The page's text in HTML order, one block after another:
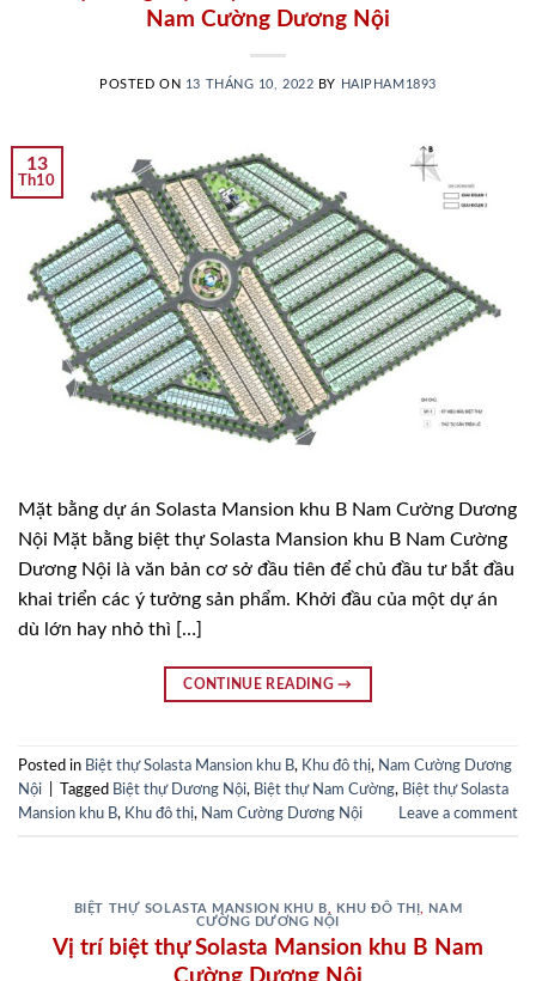
Nam Cường Dương Nội
POSTED ON 13 THÁNG 10, 2022 BY HAIPHAM1893
13
Th10
Mặt bằng dự án Solasta Mansion khu B Nam Cường Dương
Nội Mặt bằng biệt thự Solasta Mansion khu B Nam Cường
Dương Nội là văn bản cơ sở đầu tiên để chủ đầu tư bắt đầu
khai triển các ý tưởng sản phẩm. Khởi đầu của một dự án
dù lớn hay nhỏ thì […]
CONTINUE READING→
Posted in Biệt thự Solasta Mansion khu B, Khu đô thị, Nam Cường Dương
Nội
Tagged Biệt thự Dương Nội, Biệt thự Nam Cường, Biệt thự Solasta
Mansion khu B, Khu đô thị, Nam Cường Dương Nội Leave a comment
BIỆT THỰ SOLASTA MANSION KHU B KHU ĐÔ THỊ
NAM
CƯỜNG DƯƠNG NỘI
Vị trí biệt thự Solasta Mansion khu B Nam